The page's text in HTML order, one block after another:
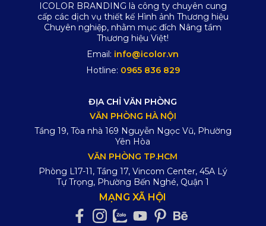
ICOLOR BRANDING là công ty chuyên cung
cấp các dịch vụ thiết kế Hình ảnh Thương hiệu
Chuyên nghiệp, nhằm mục đích Nâng tầm
Thương hiệu Việt!
Email: info@icolor.vn
Hotline: 0965 836 829
ĐỊA CHỈ VĂN PHÒNG
VĂN PHÒNG HÀ NỘI
Tầng 19, Tòa nhà 169 Nguyễn Ngọc Vũ, Phường
Yên Hòa
VĂN PHÒNG TP.HCM
Phòng L17-11, Tầng 17, Vincom Center, 45A Lý
Tự Trọng, Phường Bến Nghé, Quận 1
MẠNG XÃ HỘI